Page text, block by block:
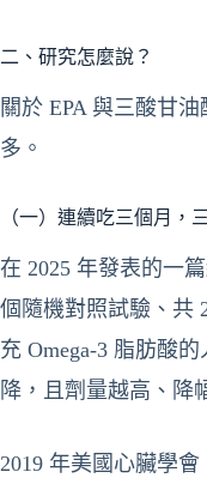
二、研究怎麼說？
關於 EPA 與三酸甘
多。
（一）連續吃三個月，
在 2025 年發表的一
個隨機對照試驗、共
充 Omega-3 脂肪酸
降，且劑量越高、降
2019 年美國心臟學